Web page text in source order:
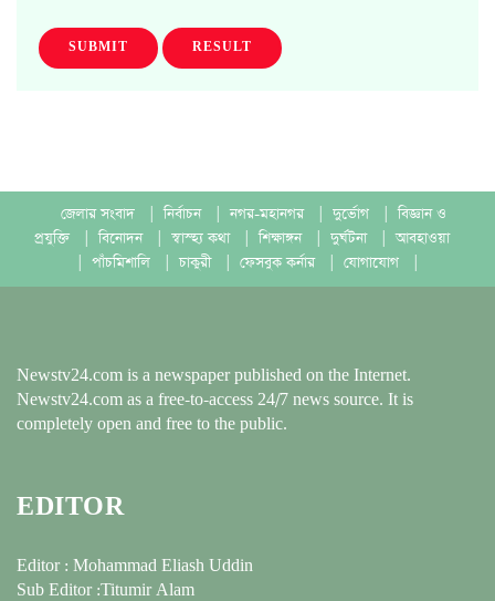
SUBMIT RESULT
জেলার সংবাদ নির্বাচন নগর-মহানগর দুর্ভোগ
বিজ্ঞান ও
প্রযুক্তি
বিনোদন স্বাস্হ্য কথা শিক্ষাঙ্গন দুর্ঘটনা
আবহাওয়া
পাঁচমিশালি চাকুরী ফেসবুক কর্নার যোগাযোগ
Newstv24.com is a newspaper published on the Internet.
Newstv24.com as a free-to-access 24/7 news source. It is
completely open and free to the public.
EDITOR
Editor : Mohammad Eliash Uddin
Sub Editor :Titumir Alam